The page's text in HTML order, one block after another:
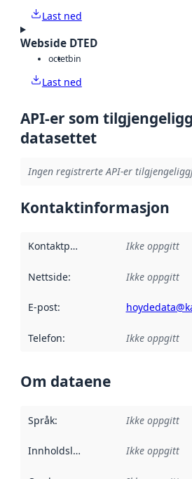
Last ned
Webside DTED
octetbin
Last ned
API-er som
datasettet
Ingen registrerte API-er
Kontaktinformasjon
Kontaktpunkt Ikke oppgitt
Nettside: Ikke oppgitt
E-post:
Telefon: Ikke oppgitt
Om dataene
Språk: Ikke oppgitt
Innholdsleverandører :
Ikke oppgitt